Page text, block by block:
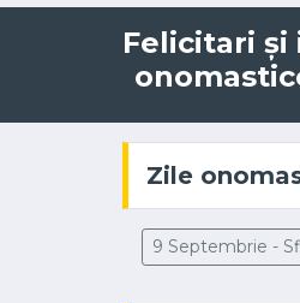
Felicitari și
Zile
9 Septembrie -